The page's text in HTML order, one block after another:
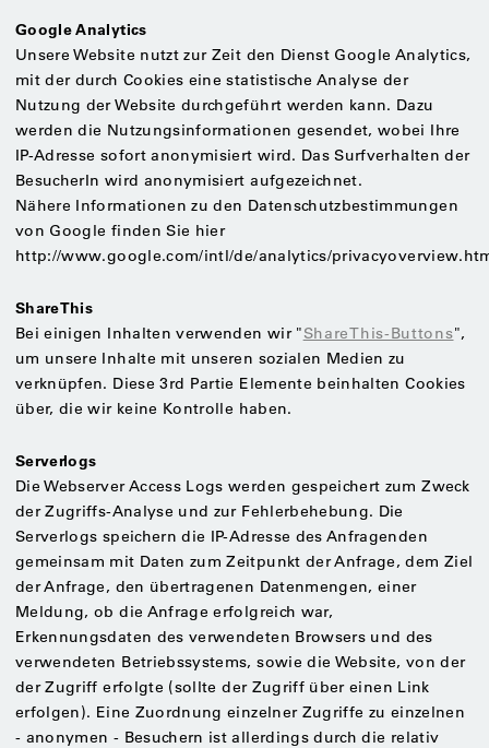
Google Analytics
Unsere Website nutzt zur Zeit den Dienst Google Analytics,
mit der durch Cookies eine statistische Analyse der
Nutzung der Website durchgeführt werden kann. Dazu
werden die Nutzungsinformationen gesendet, wobei Ihre
IP-Adresse sofort anonymisiert wird. Das Surfverhalten der
BesucherIn wird anonymisiert aufgezeichnet.
Nähere Informationen zu den Datenschutzbestimmungen
von Google finden Sie hier
http://www.google.com/intl/de/analytics/
ShareThis
Bei einigen Inhalten verwenden wir "ShareThis-Buttons",
um unsere Inhalte mit unseren sozialen Medien zu
verknüpfen. Diese 3rd Partie Elemente beinhalten Cookies
über, die wir keine Kontrolle haben.
Serverlogs
Die Webserver Access Logs werden gespeichert zum Zweck
der Zugriffs-Analyse und zur Fehlerbehebung. Die
Serverlogs speichern die IP-Adresse des Anfragenden
gemeinsam mit Daten zum Zeitpunkt der Anfrage, dem Ziel
der Anfrage, den übertragenen Datenmengen, einer
Meldung, ob die Anfrage erfolgreich war,
Erkennungsdaten des verwendeten Browsers und des
verwendeten Betriebssystems, sowie die Website, von der
der Zugriff erfolgte (sollte der Zugriff über einen Link
erfolgen). Eine Zuordnung einzelner Zugriffe zu einzelnen
- anonymen - Besuchern ist allerdings durch die relativ